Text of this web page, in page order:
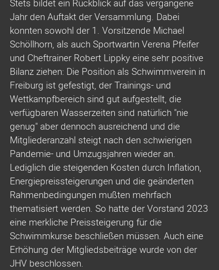
Stets bildet ein Rückblick auf das vergangene
Jahr den Auftakt der Versammlung. Dabei
konnten sowohl der 1. Vorsitzende Michael
Schöllhorn, als auch Sportwartin Verena Pfeifer
und Cheftrainer Robert Lippky eine sehr positive
Bilanz ziehen: Die Position als Schwimmverein in
Freiburg ist gefestigt, der Trainings- und
Wettkampfbereich sind gut aufgestellt, die
verfügbaren Wasserzeiten sind natürlich "nie
genug" aber dennoch ausreichend und die
Mitgliederanzahl steigt nach den schwierigen
Pandemie- und Umzugsjahren wieder an.
Lediglich die steigenden Kosten durch Inflation,
Energiepreissteigerungen und die geänderten
Rahmenbedingungen mußten mehrfach
thematisiert werden. So hatte der Vorstand 2023
eine merkliche Preissteigerung für die
Schwimmkurse beschließen müssen. Auch eine
Erhöhung der Mitgliedsbeiträge wurde von der
JHV beschlossen.